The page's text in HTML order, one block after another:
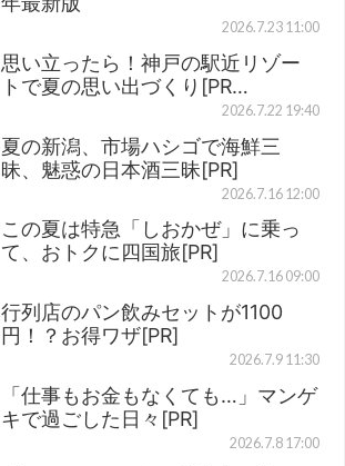
2026.7.23 11:00
思い立ったら！神戸の駅近リゾー
トで夏の思い出づくり[PR…
2026.7.22 19:40
夏の新潟、市場ハシゴで海鮮三
昧、魅惑の日本酒三昧[PR]
2026.7.16 12:00
この夏は特急「しおかぜ」に乗っ
て、おトクに四国旅[PR]
2026.7.16 09:00
行列店のパン飲みセットが1100
円！？お得ワザ[PR]
2026.7.9 11:30
「仕事もお金もなくても…」マンゲ
キで過ごした日々[PR]
2026.7.8 17:00